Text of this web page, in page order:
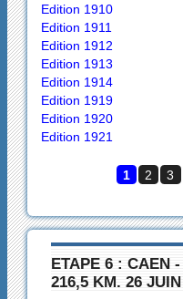
Edition 1910
Edition 1911
Edition 1912
Edition 1913
Edition 1914
Edition 1919
Edition 1920
Edition 1921
1 2 3
ETAPE 6 : CAEN
216,5 KM. 26